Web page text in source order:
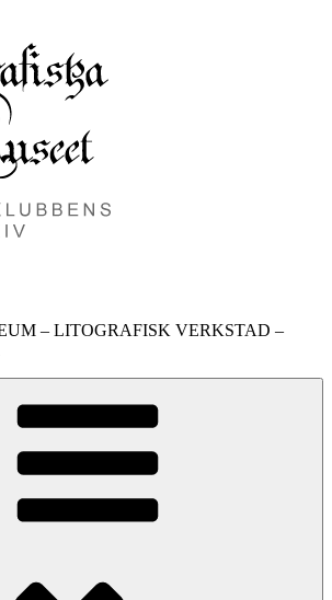
– LITOGRAFISK VERKSTAD –